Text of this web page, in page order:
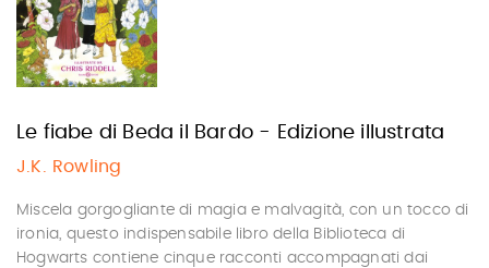
Le fiabe di Beda il Bardo - Edizione illustrata
J.K. Rowling
Miscela gorgogliante di magia e malvagità, con un tocco di
ironia, questo indispensabile libro della Biblioteca di
Hogwarts contiene cinque racconti accompagnati dai